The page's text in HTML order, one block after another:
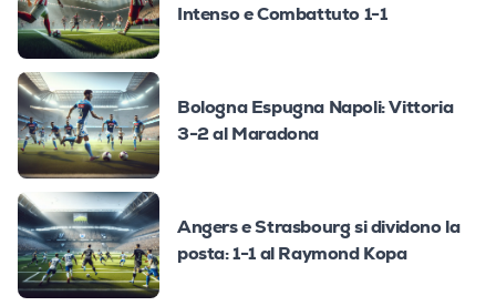
Intenso e Combattuto 1-1
Bologna Espugna Napoli: Vittoria
3-2 al Maradona
Angers e Strasbourg si dividono la
posta: 1-1 al Raymond Kopa